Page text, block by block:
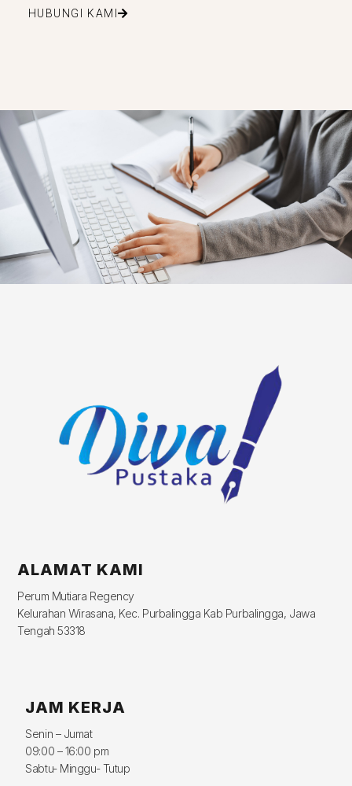
HUBUNGI KAMI
ALAMAT KAMI
Perum Mutiara Regency
Kelurahan Wirasana, Kec. Purbalingga Kab Purbalingga, Jawa
Tengah 53318
JAM KERJA
Senin – Jumat
09:00 – 16:00 pm
Sabtu- Minggu- Tutup